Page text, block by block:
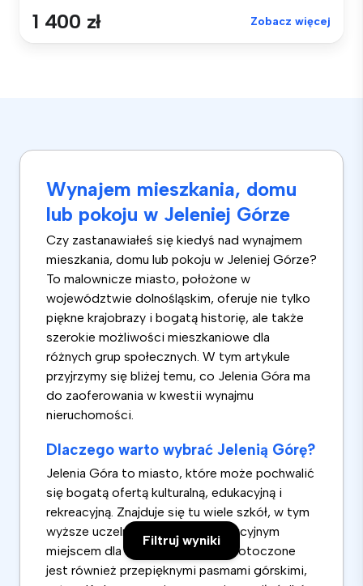
Filtruj wyniki
1 400 zł Zobacz więcej
Wynajem mieszkania, domu
lub pokoju w Jeleniej Górze
Czy zastanawiałeś się kiedyś nad wynajmem
mieszkania, domu lub pokoju w Jeleniej Górze?
To malownicze miasto, położone w
województwie dolnośląskim, oferuje nie tylko
piękne krajobrazy i bogatą historię, ale także
szerokie możliwości mieszkaniowe dla
różnych grup społecznych. W tym artykule
przyjrzymy się bliżej temu, co Jelenia Góra ma
do zaoferowania w kwestii wynajmu
nieruchomości.
Dlaczego warto wybrać Jelenią Górę?
Jelenia Góra to miasto, które może pochwalić
się bogatą ofertą kulturalną, edukacyjną i
rekreacyjną. Znajduje się tu wiele szkół, w tym
wyższe uczelnie, co czyni je atrakcyjnym
miejscem dla studentów. Miasto otoczone
jest również przepięknymi pasmami górskimi,